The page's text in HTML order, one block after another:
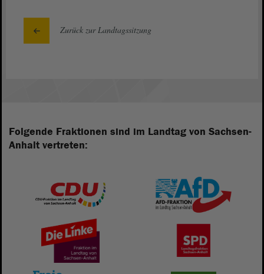
Zurück zur Landtagssitzung
Folgende Fraktionen sind im Landtag von Sachsen-
Anhalt vertreten: